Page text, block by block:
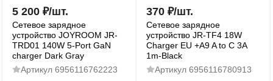
5 200 ₽/шт.
Сетевое зарядное
устройство JOYROOM JR-
TRD01 140W 5-Port GaN
charger Dark Gray
Артикул 6956116762223
370 ₽/шт.
Сетевое зарядное
устройство JR-TF4 18W
Charger EU +A9 A to C 3A
1m-Black
Артикул 6956116780913